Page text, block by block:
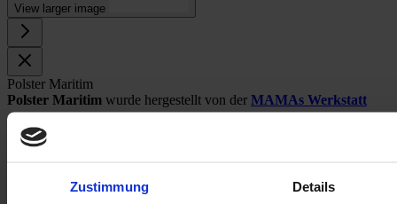
Zustimmung Details
View larger image
Polster Maritim
Polster Maritim wurde hergestellt von der MAMAs Werkstatt
Nicht auf Lager